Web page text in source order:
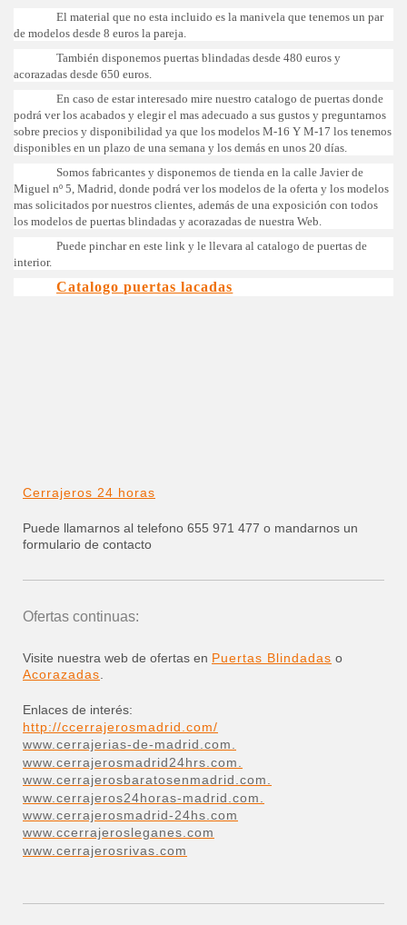
El material que no esta incluido es la manivela que tenemos un par
de modelos desde 8 euros la pareja.
También disponemos puertas blindadas desde 480 euros y
acorazadas desde 650 euros.
En caso de estar interesado mire nuestro catalogo de puertas donde
podrá ver los acabados y elegir el mas adecuado a sus gustos y preguntarnos
sobre precios y disponibilidad ya que los modelos M-16 Y M-17 los tenemos
disponibles en un plazo de una semana y los demás en unos 20 días.
Somos fabricantes y disponemos de tienda en la calle Javier de
Miguel nº 5, Madrid, donde podrá ver los modelos de la oferta y los modelos
mas solicitados por nuestros clientes, además de una exposición con todos
los modelos de puertas blindadas y acorazadas de nuestra Web.
Puede pinchar en este link y le llevara al catalogo de puertas de
interior.
Catalogo puertas lacadas
Cerrajeros 24 horas
Puede llamarnos al telefono 655 971 477 o mandarnos un
formulario de contacto
Ofertas continuas:
Visite nuestra web de ofertas en Puertas Blindadas o
Acorazadas
Enlaces de interés:
http://ccerrajerosmadrid.com/
www.cerrajerias-de-madrid.com.
www.cerrajerosmadrid24hrs.com.
www.cerrajerosbaratosenmadrid.com.
www.cerrajeros24horas-madrid.com.
www.cerrajerosmadrid-24hs.com
www.ccerrajerosleganes.com
www.cerrajerosrivas.com